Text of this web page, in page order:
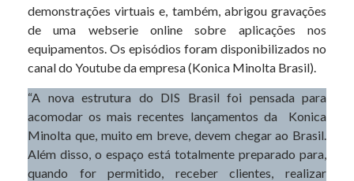
demonstrações virtuais e, também, abrigou gravações
de uma webserie online sobre aplicações nos
equipamentos. Os episódios foram disponibilizados no
canal do Youtube da empresa (Konica Minolta Brasil).
“A nova estrutura do DIS Brasil foi pensada para
acomodar os mais recentes lançamentos da Konica
Minolta que, muito em breve, devem chegar ao Brasil.
Além disso, o espaço está totalmente preparado para,
quando for permitido, receber clientes, realizar